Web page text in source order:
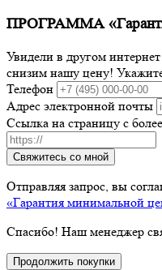
ПРОГРАММА
Увидели в другом
снизим нашу цену!
Телефон
Адрес электронной почты
Ссылка на страницу с
Свяжитесь со мной
Отправляя запрос, вы
«Гарантия минимальной
Спасибо! Наш менеджер
Продолжить покупки